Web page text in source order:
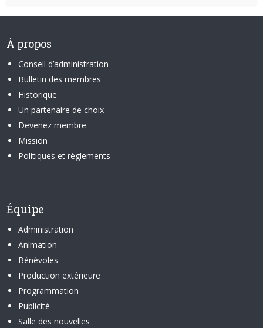
À propos
Conseil d’administration
Bulletin des membres
Historique
Un partenaire de choix
Devenez membre
Mission
Politiques et règlements
Équipe
Administration
Animation
Bénévoles
Production extérieure
Programmation
Publicité
Salle des nouvelles